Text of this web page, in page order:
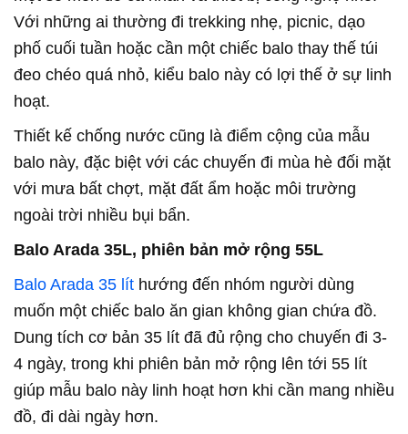
Với những ai thường đi trekking nhẹ, picnic, dạo
phố cuối tuần hoặc cần một chiếc balo thay thế túi
đeo chéo quá nhỏ, kiểu balo này có lợi thế ở sự linh
hoạt.
Thiết kế chống nước cũng là điểm cộng của mẫu
balo này, đặc biệt với các chuyến đi mùa hè đối mặt
với mưa bất chợt, mặt đất ẩm hoặc môi trường
ngoài trời nhiều bụi bẩn.
Balo Arada 35L, phiên bản mở rộng 55L
Balo Arada 35 lít hướng đến nhóm người dùng
muốn một chiếc balo ăn gian không gian chứa đồ.
Dung tích cơ bản 35 lít đã đủ rộng cho chuyến đi 3-
4 ngày, trong khi phiên bản mở rộng lên tới 55 lít
giúp mẫu balo này linh hoạt hơn khi cần mang nhiều
đồ, đi dài ngày hơn.